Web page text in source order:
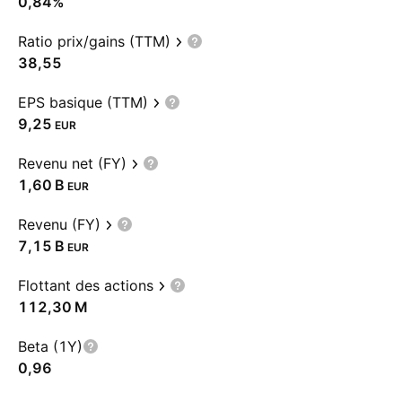
Ratio prix/gains (TTM)
38,55
EPS basique (TTM)
9,25 EUR
Revenu net (FY)
‪1,60 B‬ EUR
Revenu (FY)
‪7,15 B‬ EUR
Flottant des actions
‪112,30 M‬
Beta (1Y)
0,96